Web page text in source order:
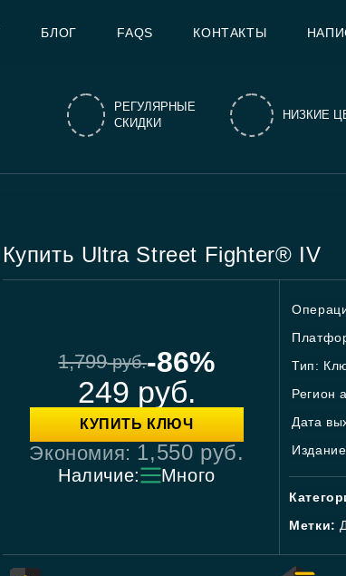
БЛОГ FAQS КОНТАКТЫ
РЕГУЛЯРНЫЕ
СКИДКИ
НИЗКИЕ
Купить Ultra Street Fighter® IV
1,799руб.-86%
249 руб.
КУПИТЬ КЛЮЧ
Экономия: 1,550 руб.
Наличие: Много
Тип:
Регион
Дата
Метки: